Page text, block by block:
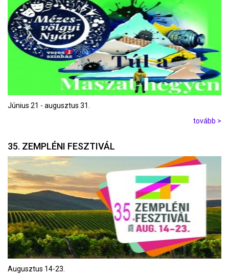
Június 21 - augusztus 31.
tovább >
35. ZEMPLÉNI FESZTIVÁL
Augusztus 14-23.